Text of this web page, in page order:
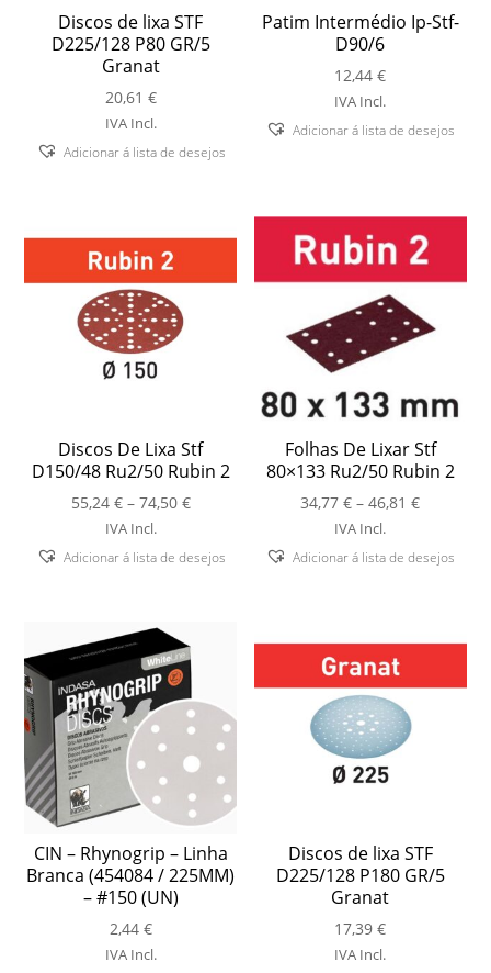
Discos de lixa STF
D225/128 P80 GR/5
Granat
20,61 €
IVA Incl.
Adicionar á lista de desejos
Patim Intermédio Ip-Stf-
D90/6
12,44€
IVA Incl.
Adicionar á lista de desejos
Discos De Lixa Stf
D150/48 Ru2/50 Rubin 2
55,24 € – 74,50 €Price
through
IVA Incl.
Adicionar á lista de desejos
Folhas De Lixar Stf
80×133 Ru2/50 Rubin 2
34,77€ – 46,81€Price
through
IVA Incl.
Adicionar á lista de desejos
CIN – Rhynogrip – Linha
Branca (454084 / 225MM)
– #150 (UN)
2,44 €
IVA Incl.
Discos de lixa STF
D225/128 P180 GR/5
Granat
17,39€
IVA Incl.